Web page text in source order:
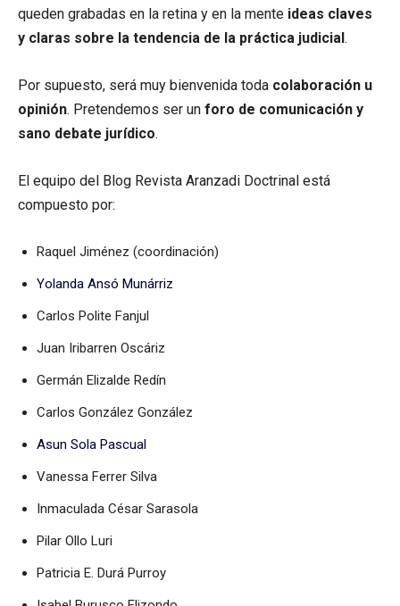
queden grabadas en la retina y en la mente ideas claves
y claras sobre la tendencia de la práctica judicial.
Por supuesto, será muy bienvenida toda colaboración u
opinión. Pretendemos ser un foro de comunicación y
sano debate jurídico.
El equipo del Blog Revista Aranzadi Doctrinal está
compuesto por:
Raquel Jiménez (coordinación)
Yolanda Ansó Munárriz
Carlos Polite Fanjul
Juan Iribarren Oscáriz
Germán Elizalde Redín
Carlos González González
Asun Sola Pascual
Vanessa Ferrer Silva
Inmaculada César Sarasola
Pilar Ollo Luri
Patricia E. Durá Purroy